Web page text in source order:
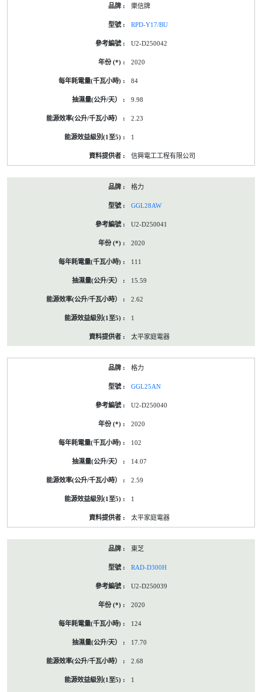
樂信牌
RPD-Y17/BU
U2-D250042
2020
84
9.98
2.23
1
信興電工工程有限公司
格力
GGL28AW
U2-D250041
2020
111
15.59
2.62
1
太平家庭電器
格力
GGL25AN
U2-D250040
2020
102
14.07
2.59
1
太平家庭電器
東芝
RAD-D300H
U2-D250039
2020
124
17.70
2.68
1